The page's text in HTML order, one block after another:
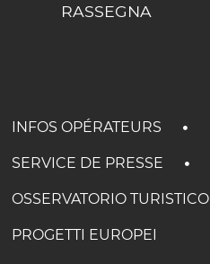
RASSEGNA
INFOS OPÉRATEURS
SERVICE DE PRESSE
OSSERVATORIO TURISTICO
PROGETTI EUROPEI